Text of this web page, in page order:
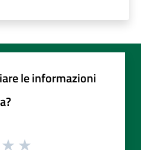
le informazioni